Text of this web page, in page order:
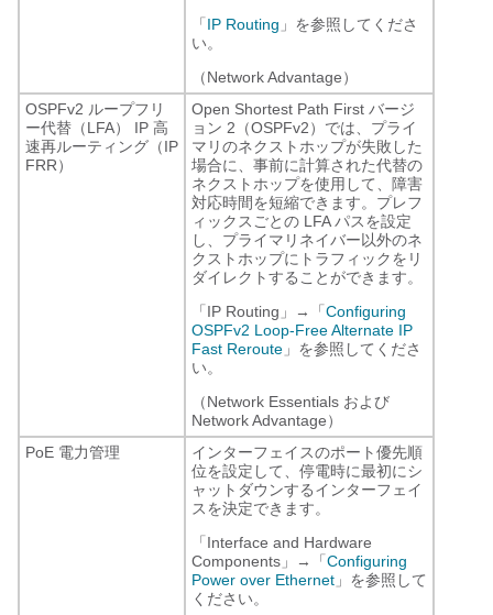
「IP Routing 」を参照してくださ
い。
（Network Advantage）
OSPFv2 ループフリ
ー代替（LFA） IP 高
速再ルーティング（IP
FRR）
Open Shortest Path First バージ
ョン 2（OSPFv2）では、プライ
マリのネクストホップが失敗した
場合に、事前に計算された代替の
ネクストホップを使用して、障害
対応時間を短縮できます。プレフ
ィックスごとの LFA パスを設定
し、プライマリネイバー以外のネ
クストホップにトラフィックをリ
ダイレクトすることができます。
「IP Routing」→「Configuring
OSPFv2 Loop-Free Alternate IP
Fast Reroute 」を参照してくださ
い。
（Network Essentials および
Network Advantage）
PoE 電力管理
インターフェイスのポート優先順
位を設定して、停電時に最初にシ
ャットダウンするインターフェイ
スを決定できます。
「Interface and Hardware
Components」→「Configuring
Power over Ethernet 」を参照して
ください。